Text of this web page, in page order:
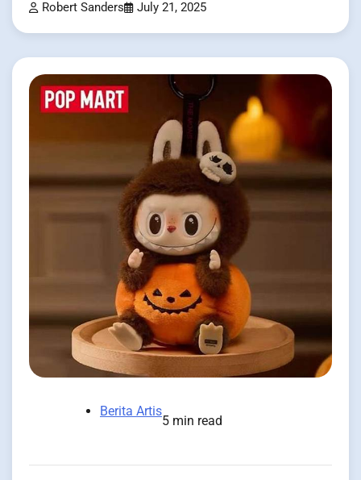
Robert Sanders July 21, 2025
Berita Artis
5 min read